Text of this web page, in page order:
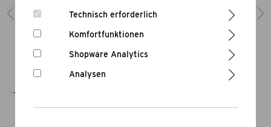
Technisch erforderlich
Komfortfunktionen
Shopware Analytics
Analysen